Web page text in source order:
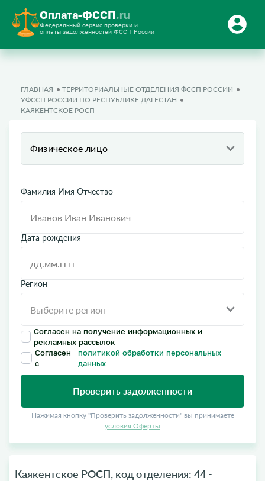
Оплата-ФССП.ru
Федеральный сервис проверки и
оплаты задолженностей ФССП России
ГЛАВНАЯ
ТЕРРИТОРИАЛЬНЫЕ ОТДЕЛЕНИЯ ФССП РОССИИ
УФССП РОССИИ ПО РЕСПУБЛИКЕ ДАГЕСТАН
КАЯКЕНТСКОЕ РОСП
Физическое лицо
Фамилия Имя Отчество
Дата рождения
Регион
Согласен на получение информационных и
рекламных рассылок
Согласен
с
политикой обработки персональных
данных
Проверить задолженности
Нажимая кнопку "Проверить задолженности" вы принимаете
условия Оферты
Каякентское РОСП, код отделения: 44 -